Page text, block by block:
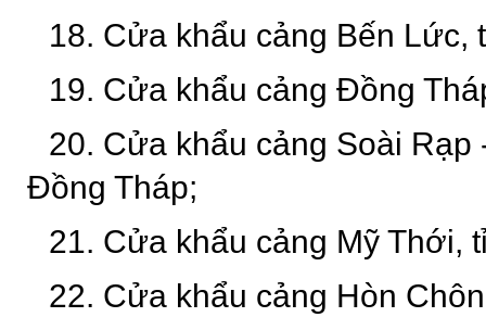
18. Cửa khẩu cảng Bến Lức,
19. Cửa khẩu cảng Đồng
20. Cửa khẩu cảng Soài
Đồng Tháp;
21. Cửa khẩu cảng Mỹ Thới,
22. Cửa khẩu cảng Hòn